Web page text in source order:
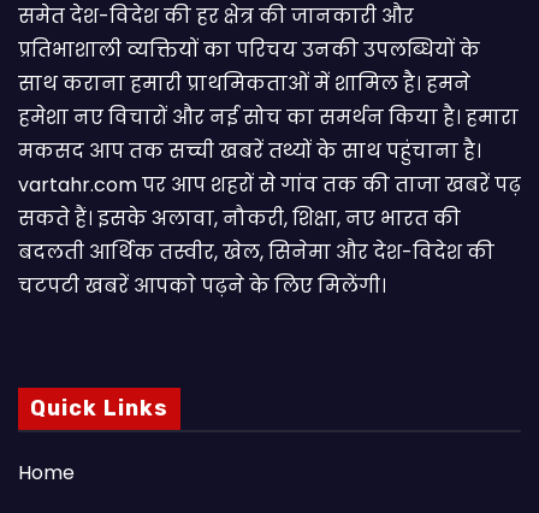
समेत देश-विदेश की हर क्षेत्र की जानकारी और
प्रतिभाशाली व्यक्तियों का परिचय उनकी उपलब्धियों के
साथ कराना हमारी प्राथमिकताओं में शामिल है। हमने
हमेशा नए विचारों और नई सोच का समर्थन किया है। हमारा
मकसद आप तक सच्ची खबरें तथ्यों के साथ पहुंचाना है।
vartahr.com पर आप शहरों से गांव तक की ताजा खबरें पढ़
सकते हैं। इसके अलावा, नौकरी, शिक्षा, नए भारत की
बदलती आर्थिक तस्वीर, खेल, सिनेमा और देश-विदेश की
चटपटी खबरें आपकाे पढ़ने के लिए मिलेंगी।
Quick Links
Home